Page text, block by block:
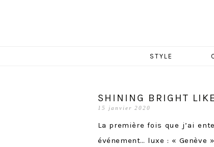
STYLE
SHINING BRIGHT
15 janvier 2020
La première fois que j’ai
événement… luxe : «